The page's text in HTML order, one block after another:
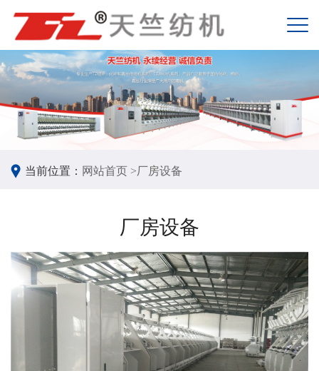
当前位置： 网站首页 >厂房设备
厂房设备